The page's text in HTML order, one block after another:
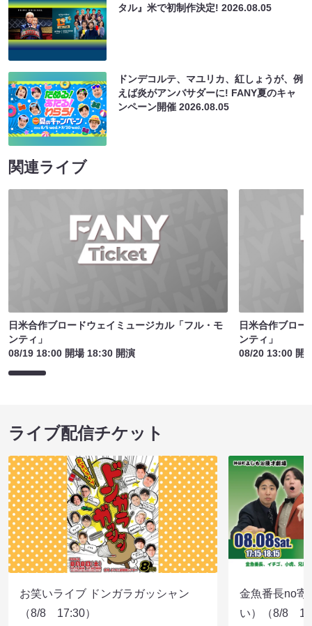
タル』米で初制作決定!2026.08.05
ドンデコルテ、マユリカ、紅しょうが、例
えば炎がアンバサダーに! FANY夏のキャ
ンペーン開催2026.08.05
関連ライブ
日米合作ブロードウェイミュージカル「フル・モ
ンティ」
08/19 18:00 開場 18:30 開演
日米合作ブロー
ンティ」
08/20 13:00 開
ライブ配信チケット
お笑いライブ ドンガラガッシャン
（8/8 17:30）
金魚番長no寄
い）（8/8